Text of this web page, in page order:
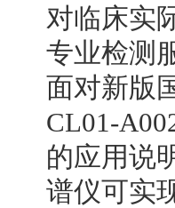
对临床实
专业检测
面对新版
CL01-
的应用说
谱仪可实